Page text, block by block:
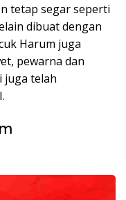
tetap segar seperti
dibuat dengan
Harum juga
pewarna dan
juga telah